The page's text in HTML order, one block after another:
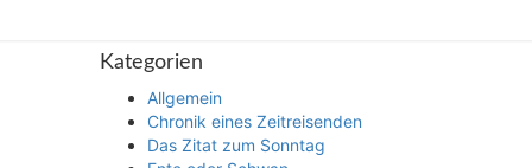
Kategorien
Allgemein
Chronik eines Zeitreisenden
Das Zitat zum Sonntag